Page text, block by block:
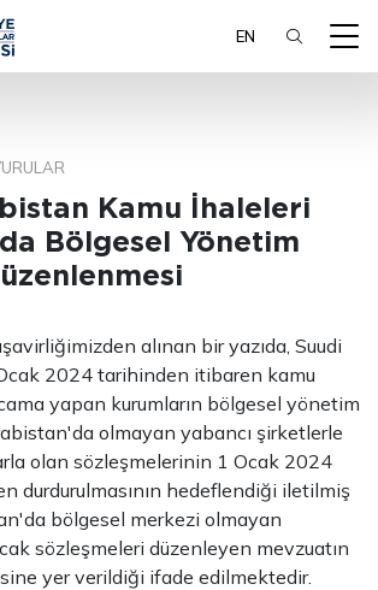
EN
Kamu İhaleleri
Bölgesel Yönetim
alınan bir yazıda, Suudi
2024 tarihinden itibaren kamu
yapan kurumların bölgesel yönetim
olmayan yabancı şirketlerle
olan sözleşmelerinin 1 Ocak 2024
durdurulmasının hedeflendiği iletilmiş
bölgesel merkezi olmayan
sözleşmeleri düzenleyen mevzuatın
yer verildiği ifade edilmektedir.